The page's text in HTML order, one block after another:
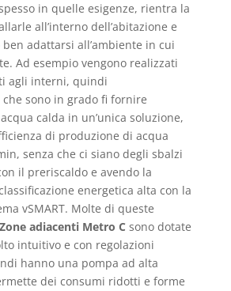
in quelle esigenze, rientra la
all’interno dell’abitazione e
adattarsi all’ambiente in cui
Ad esempio vengono realizzati
agli interni, quindi
sono in grado fi fornire
calda in un’unica soluzione,
di produzione di acqua
senza che ci siano degli sbalzi
il preriscaldo e avendo la
energetica alta con la
vSMART. Molte di queste
adiacenti Metro C sono dotate
intuitivo e con regolazioni
hanno una pompa ad alta
dei consumi ridotti e forme